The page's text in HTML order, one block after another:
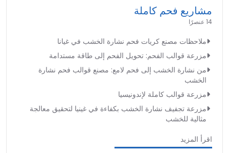
مشاريع فحم كاملة
14 عنصرًا
ملاحظات مصنع كريات فحم نشارة الخشب في غيانا
مزرعة قوالب الفحم: تحويل الفحم إلى طاقة مستدامة
من نشارة الخشب إلى فحم لامع: مصنع قوالب فحم نشارة
الخشب
مزرعة قوالب كاملة لإندونيسيا
مزرعة تجفيف نشارة الخشب بكفاءة في غينيا لتحقيق معالجة
مثالية للخشب
اقرأ المزيد